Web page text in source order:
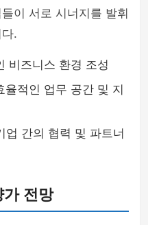
이 서로 시너지를 발휘
.
비즈니스 환경 조성
율적인 업무 공간 및 지
업 간의 협력 및 파트너
가 전망